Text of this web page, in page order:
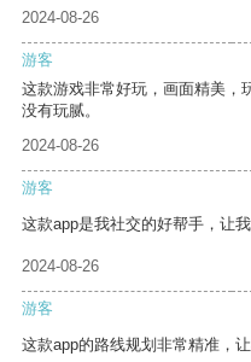
2024-08-26
游客
这款游戏非常好玩，画面精美，
没有玩腻。
2024-08-26
游客
这款app是我社交的好帮手，让
2024-08-26
游客
这款app的路线规划非常精准，